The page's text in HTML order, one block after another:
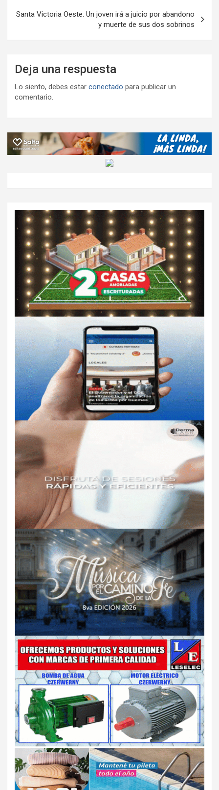
entradas
Santa Victoria Oeste: Un joven irá a juicio por abandono
y muerte de sus dos sobrinos
Deja una respuesta
Lo siento, debes estar conectado para publicar un
comentario.